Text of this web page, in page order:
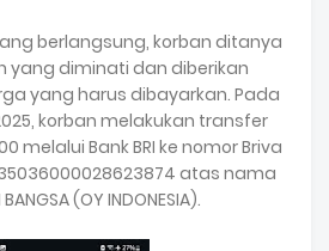
berlangsung, korban ditanya
yang diminati dan diberikan
yang harus dibayarkan. Pada
korban melakukan transfer
melalui Bank BRI ke nomor Briva
atas nama
(OY INDONESIA).